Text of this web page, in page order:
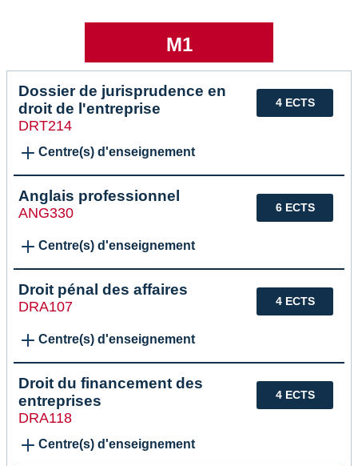
M1
4 ECTS
Dossier de jurisprudence en
droit de l'entreprise
DRT214
Centre(s) d'enseignement
6 ECTS
Anglais professionnel
ANG330
Centre(s) d'enseignement
4 ECTS
Droit pénal des affaires
DRA107
Centre(s) d'enseignement
4 ECTS
Droit du financement des
entreprises
DRA118
Centre(s) d'enseignement